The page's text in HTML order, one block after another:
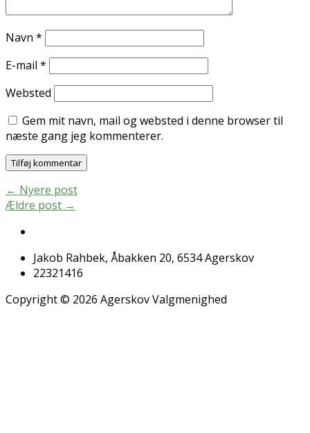
Navn *
E-mail *
Websted
Gem mit navn, mail og websted i denne browser til
næste gang jeg kommenterer.
← Nyere post
Ældre post →
Jakob Rahbek, Åbakken 20, 6534 Agerskov
22321416
Copyright © 2026 Agerskov Valgmenighed